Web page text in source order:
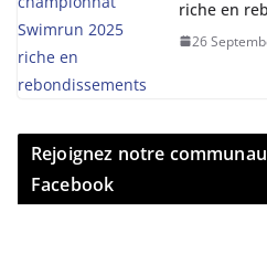
riche en
26
Rejoignez notre
Facebook